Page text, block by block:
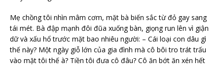
Mẹ chồng tôi nhìn mâm cơm, mặt bà biến sắc từ đỏ gay sang
tái mét. Bà đập mạnh đôi đũa xuống bàn, giọng run lên vì giận
dữ và xấu hổ trước mặt bao nhiêu người: – Cái loại con dâu gì
thế này? Một ngày giỗ lớn của gia đình mà cô bôi tro trát trấu
vào mặt tôi thế à? Tiền tôi đưa cô đâu? Cô ăn bớt ăn xén hết